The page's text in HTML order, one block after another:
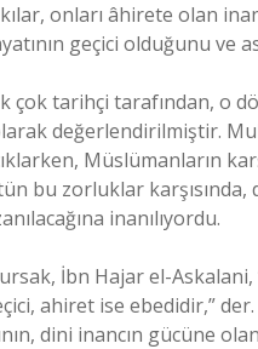
onları âhirete olan
geçici olduğunu
çok tarihçi tarafından, o
değerlendirilmiştir.
Müslümanların
bu zorluklar
inanılıyordu.
İbn Hajar el-
ahiret ise ebedidir,”
dini inancın gücüne